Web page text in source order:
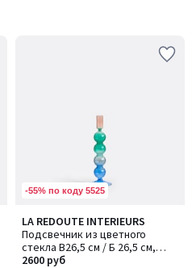
-55% по коду 5525
LA REDOUTE INTERIEURS
Подсвечник из цветного
стекла В26,5 см / Б 26,5 см,
Chilava / Шилава
2600 руб
4
/
5